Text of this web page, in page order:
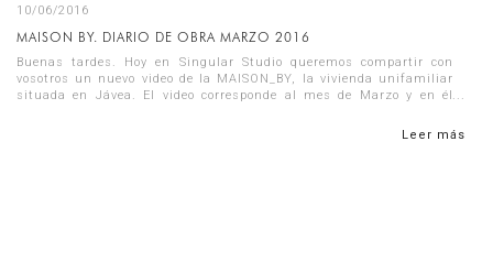
10/06/2016
MAISON BY. DIARIO DE OBRA MARZO 2016
Buenas tardes. Hoy en Singular Studio queremos compartir con
vosotros un nuevo video de la MAISON_BY, la vivienda unifamiliar
situada en Jávea. El video corresponde al mes de Marzo y en él
Leer más